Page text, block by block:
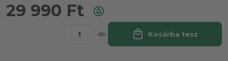
29 990 Ft
db local_mall Kosárba tesz